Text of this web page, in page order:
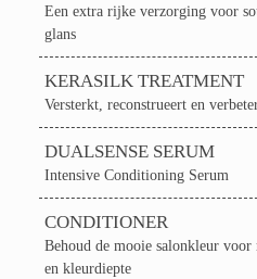
Een extra rijke verzorging voor
glans
KERASILK TREATMENT
Versterkt, reconstrueert en
DUALSENSE SERUM
Intensive Conditioning Serum
CONDITIONER
Behoud de mooie salonkleur
en kleurdiepte